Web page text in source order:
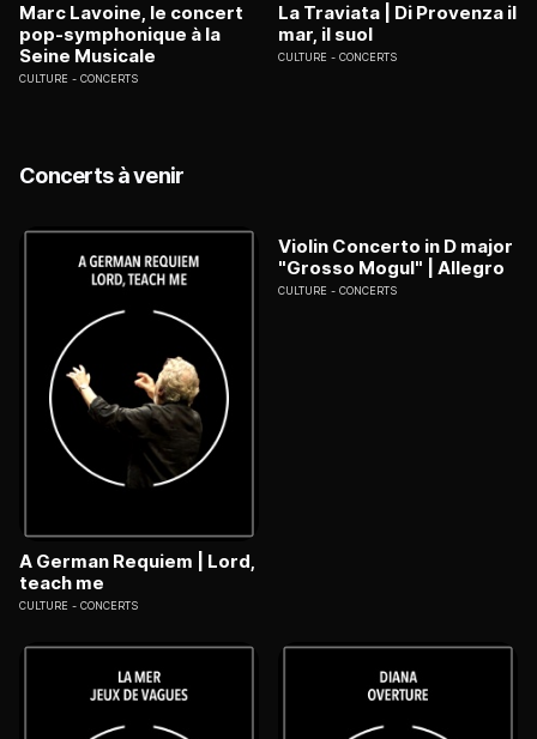
Marc Lavoine, le concert
pop-symphonique à la
Seine Musicale
CULTURE CONCERTS
La Traviata | Di Provenza il
mar, il suol
CULTURE CONCERTS
Concerts à venir
A German Requiem | Lord,
teach me
CULTURE CONCERTS
Violin Concerto in D major
"Grosso Mogul" | Allegro
CULTURE CONCERTS